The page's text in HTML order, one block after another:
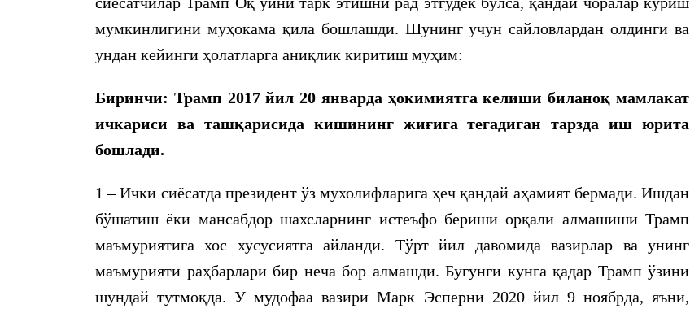
мумкинлигини муҳокама қила бошлашди. Шунинг учун сайловлардан олдинги ва
ундан кейинги ҳолатларга аниқлик киритиш муҳим:
Биринчи: Трамп 2017 йил 20 январда ҳокимиятга келиши биланоқ мамлакат
ичкариси ва ташқарисида кишининг жиғига тегадиган тарзда иш юрита
бошлади.
1 – Ички сиёсатда президент ўз мухолифларига ҳеч қандай аҳамият бермади. Ишдан
бўшатиш ёки мансабдор шахсларнинг истеъфо бериши орқали алмашиши Трамп
маъмуриятига хос хусусиятга айланди. Тўрт йил давомида вазирлар ва унинг
маъмурияти раҳбарлари бир неча бор алмашди. Бугунги кунга қадар Трамп ўзини
шундай тутмоқда. У мудофаа вазири Марк Эсперни 2020 йил 9 ноябрда, яъни,